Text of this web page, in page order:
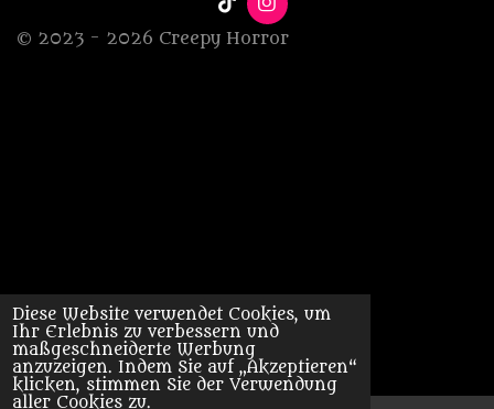
Diese Website verwendet Cookies, um
Ihr Erlebnis zu verbessern und
maßgeschneiderte Werbung
anzuzeigen. Indem Sie auf „Akzeptieren“
klicken, stimmen Sie der Verwendung
aller Cookies zu.
T
i
k
I
n
s
© 2023 - 2026 Creepy Horror